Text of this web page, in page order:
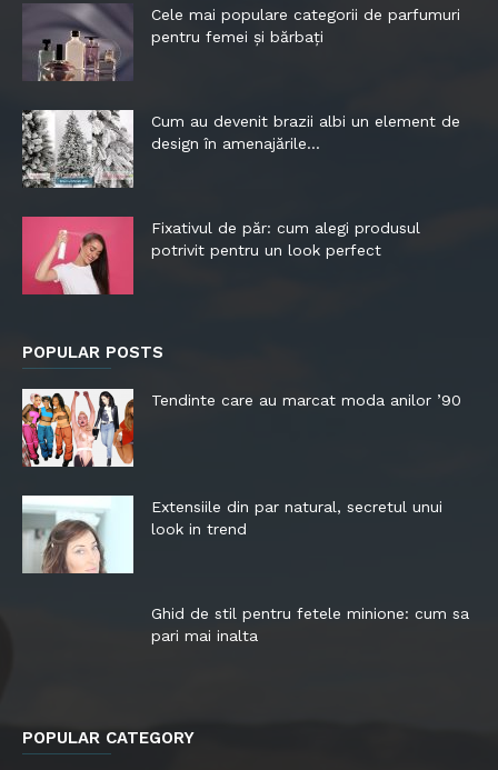
Cele mai populare categorii de parfumuri
pentru femei și bărbați
Cum au devenit brazii albi un element de
design în amenajările...
Fixativul de păr: cum alegi produsul
potrivit pentru un look perfect
POPULAR POSTS
Tendinte care au marcat moda anilor ’90
Extensiile din par natural, secretul unui
look in trend
Ghid de stil pentru fetele minione: cum sa
pari mai inalta
POPULAR CATEGORY